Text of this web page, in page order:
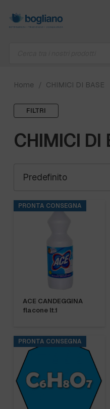
Home / CHIMICI DI BASE
FILTRI
CHIMICI DI
PRONTA CONSEGNA
ACE CANDEGGINA
flacone lt.1
PRONTA CONSEGNA